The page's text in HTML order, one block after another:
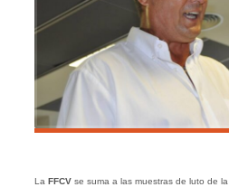
La FFCV se suma a las muestras de luto de